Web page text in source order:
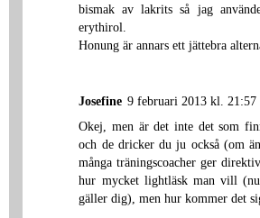
bismak av lakrits så jag
erythirol.
Honung är annars ett jättebra
Josefine 9 februari 2013 kl. 21:57
Okej, men är det inte det som
och de dricker du ju också (om
många träningscoacher ger
hur mycket lightläsk man vill
gäller dig), men hur kommer det